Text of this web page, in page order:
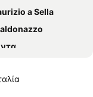
a Sella